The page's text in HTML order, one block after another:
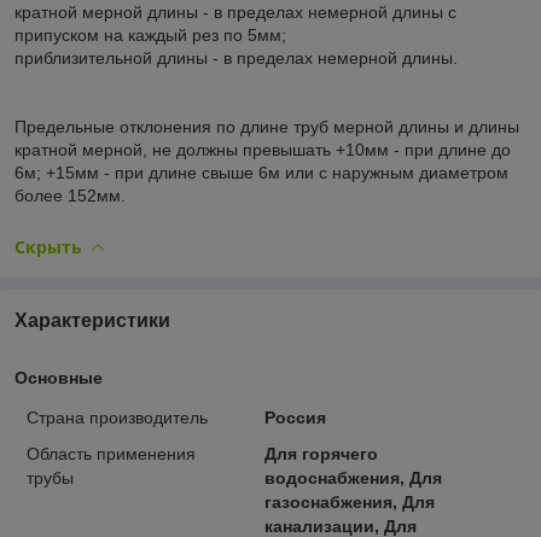
кратной мерной длины - в пределах немерной длины с
припуском на каждый рез по 5мм;
приблизительной длины - в пределах немерной длины.
Предельные отклонения по длине труб мерной длины и длины
кратной мерной, не должны превышать +10мм - при длине до
6м; +15мм - при длине свыше 6м или с наружным диаметром
более 152мм.
Скрыть
Характеристики
Основные
Страна производитель
Россия
Область применения
трубы
Для горячего
водоснабжения, Для
газоснабжения, Для
канализации, Для